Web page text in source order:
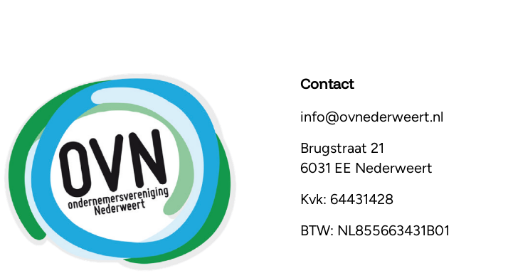
Contact
info@ovnederweert.nl
Brugstraat 21
6031 EE Nederweert
Kvk: 64431428
BTW: NL855663431B01